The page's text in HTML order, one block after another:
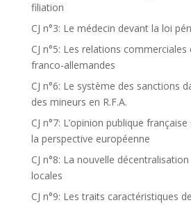
filiation
CJ n°3: Le médecin devant la loi
CJ n°5: Les relations
franco-allemandes
CJ n°6: Le système des sanctions
des mineurs en R.F.A.
CJ n°7: L’opinion publique
la perspective européenne
CJ n°8: La nouvelle
locales
CJ n°9: Les traits caractéristiques